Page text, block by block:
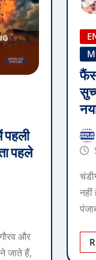
पहली
पहले
और
जाते हैं,
फैंस